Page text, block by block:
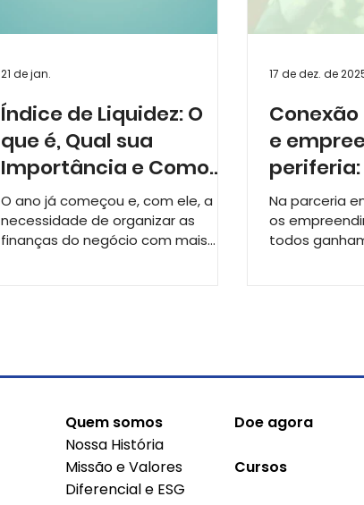
Índice de Liquidez: O
que é, Qual sua
Importância e Como
Calcular?
O ano já começou e, com ele, a
necessidade de organizar as
finanças do negócio com mais
passa a ser um pilar de
21 de jan.
Conexão
e
periferia:
que vai
aula
Na parceria
os
todos
17 de dez. de
Quem somos
Nossa História
Missão e Valores
Diferencial e ESG
Doe agora
Cursos